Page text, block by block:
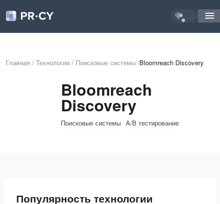
...
Главная / Технологии / Поисковые системы /Bloomreach Discovery
Bloomreach
Discovery
Поисковые системы A/B тестирование
Популярность технологии